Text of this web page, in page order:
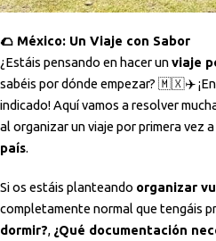
🌮 México: Un Viaje con Sabor
¿Estáis pensando en hacer unviaje
sabéis por dónde empezar? 🇲🇽✈️
indicado! Aquí vamos a resolver
al organizar un viaje por primera vez
país.
Si os estáis planteando organizar
completamente normal que tengáis
dormir?, ¿Qué documentación